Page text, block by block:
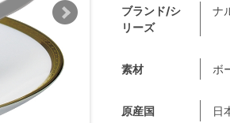
ブランド/シ
リーズ
ナ
素材 ボ
原産国 日